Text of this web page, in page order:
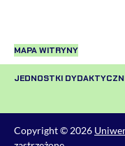
MAPA WITRYNY
JEDNOSTKI
Copyright © 2026